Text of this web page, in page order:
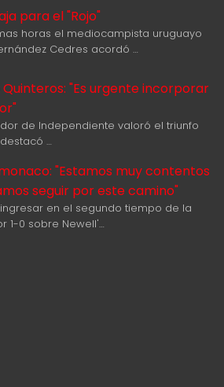
para el "Rojo"
horas el mediocampista uruguayo
Cedres acordó …
"Es urgente incorporar
de Independiente valoró el triunfo
destacó …
"Estamos muy contentos
seguir por este camino"
en el segundo tiempo de la
1-0 sobre Newell'…